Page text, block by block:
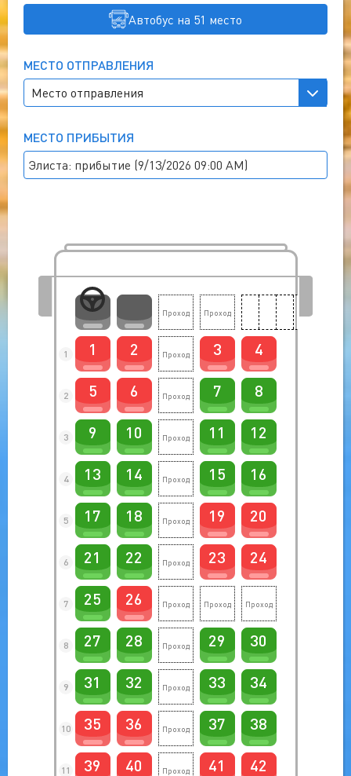
Автобус на 51 место
МЕСТО ОТПРАВЛЕНИЯ
МЕСТО ПРИБЫТИЯ
Элиста: прибытие (9/13/2026 09:00 AM)
1 1 2 3 4
2 5 6 7 8
3 9 10 11 12
4 13 14 15 16
5 17 18 19 20
6 21 22 23 24
7 25 26
8 27 28 29 30
9 31 32 33 34
10 35 36 37 38
11 39 40 41 42